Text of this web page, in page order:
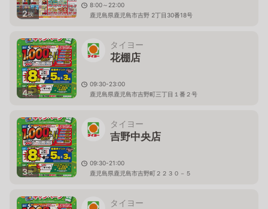
2枚
8:00～22:00
鹿児島県鹿児島市吉野 2丁目30番18号
4枚
タイヨー
花棚店
09:30-23:00
鹿児島県鹿児島市吉野町三丁目１番２号
3枚
タイヨー
吉野中央店
09:30-21:00
鹿児島県鹿児島市吉野町２２３０－５
タイヨー